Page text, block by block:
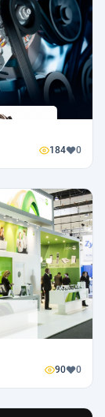
184 0
90 0